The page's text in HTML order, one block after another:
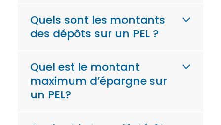
Quels sont les montants
des dépôts sur un PEL ?
Quel est le montant
maximum d’épargne sur
un PEL?